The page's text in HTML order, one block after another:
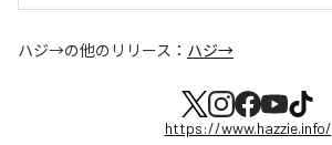
ハジ→の他のリリース： ハジ→
https://www.hazzie.info/